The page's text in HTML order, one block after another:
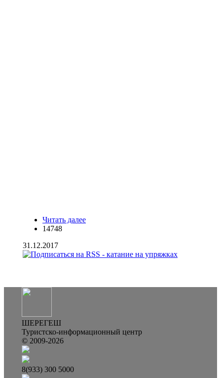
Читать далее
14748
31.12.2017
ШЕРЕГЕШ
Туристско-информационный центр
© 2009-2026
8(933) 300 5000